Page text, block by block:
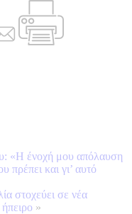
«Η ένοχή μου απόλαυση
πρέπει και γι’ αυτό
στοχεύει σε νέα
»